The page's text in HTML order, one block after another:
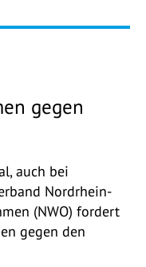
gegen
auch bei
Nordrhein-
(NWO) fordert
gegen den